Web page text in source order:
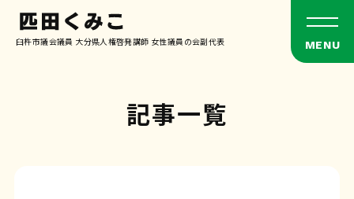
臼杵市議会議員 大分県人権啓発講師 女性議員の会副代表
記事一覧